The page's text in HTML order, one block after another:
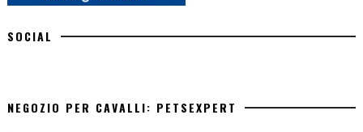
SOCIAL
NEGOZIO PER CAVALLI: PETSEXPERT